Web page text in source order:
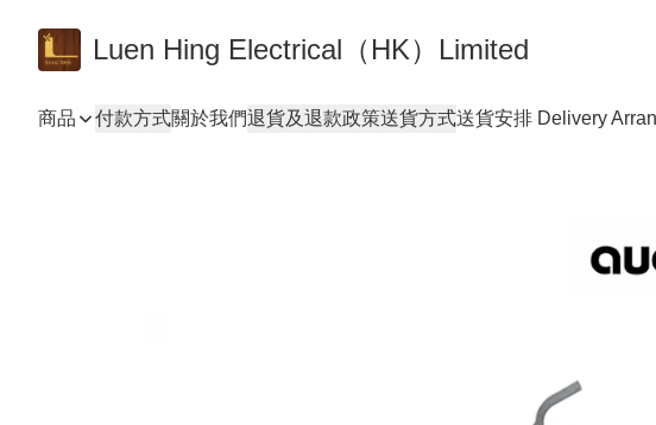
Luen Hing Electrical（HK）Limited
商品 付款方式關於我們退貨及退款政策送貨方式送貨安排 Delivery